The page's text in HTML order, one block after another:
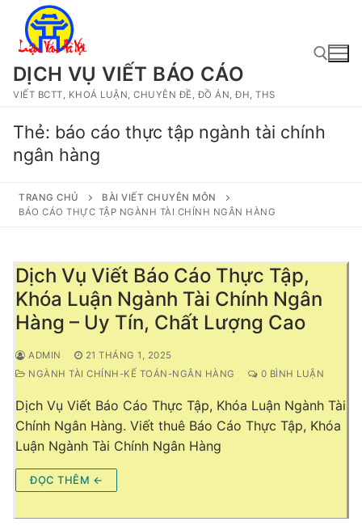
Chuyển
dungDỊCH VỤ VIẾT BÁO CÁO
VIẾT BCTT, KHOÁ LUẬN, CHUYÊN ĐỀ, ĐỒ ÁN, ĐH, THS
Tìm kiếm cho:
Thẻ: báo cáo thực tập ngành tài chính
ngân hàng
TRANG CHỦ
BÀI VIẾT CHUYÊN MÔN
BÁO CÁO THỰC TẬP NGÀNH TÀI CHÍNH NGÂN HÀNG
Dịch Vụ Viết Báo Cáo Thực Tập,
Khóa Luận Ngành Tài Chính Ngân
Hàng – Uy Tín, Chất Lượng Cao
ADMIN
21 THÁNG 1, 2025
NGÀNH TÀI CHÍNH-KẾ TOÁN-NGÂN HÀNG
0 BÌNH LUẬN
Dịch Vụ Viết Báo Cáo Thực Tập, Khóa Luận Ngành Tài
Chính Ngân Hàng. Viết thuê Báo Cáo Thực Tập, Khóa
Luận Ngành Tài Chính Ngân Hàng
ĐỌC THÊM ←